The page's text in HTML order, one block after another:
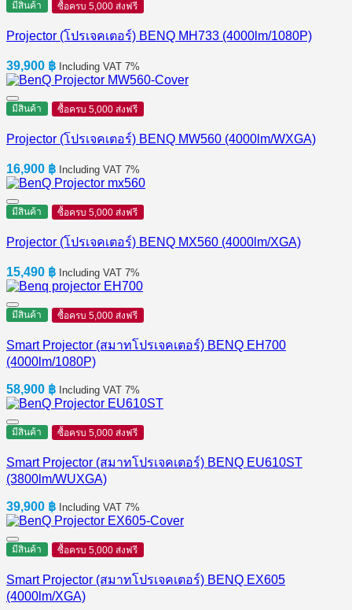
มีสินค้า ซื้อครบ 5,000 ส่งฟรี
Projector (โปรเจคเตอร์) BENQ MH733 (4000lm/1080P)
39,900 ฿ Including VAT 7%
มีสินค้า ซื้อครบ 5,000 ส่งฟรี
Projector (โปรเจคเตอร์) BENQ MW560 (4000lm/WXGA)
16,900 ฿ Including VAT 7%
มีสินค้า ซื้อครบ 5,000 ส่งฟรี
Projector (โปรเจคเตอร์) BENQ MX560 (4000lm/XGA)
15,490 ฿ Including VAT 7%
มีสินค้า ซื้อครบ 5,000 ส่งฟรี
Smart Projector (สมาทโปรเจคเตอร์) BENQ EH700
(4000lm/1080P)
58,900 ฿ Including VAT 7%
มีสินค้า ซื้อครบ 5,000 ส่งฟรี
Smart Projector (สมาทโปรเจคเตอร์) BENQ EU610ST
(3800lm/WUXGA)
39,900 ฿ Including VAT 7%
มีสินค้า ซื้อครบ 5,000 ส่งฟรี
Smart Projector (สมาทโปรเจคเตอร์) BENQ EX605
(4000lm/XGA)